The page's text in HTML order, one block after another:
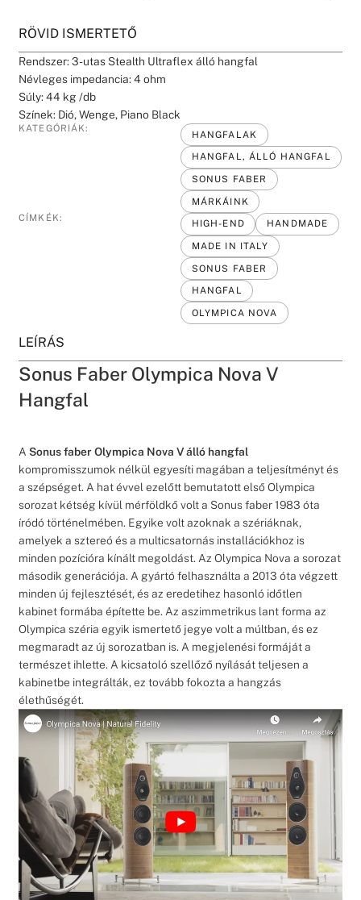
RÖVID ISMERTETŐ
Rendszer: 3-utas Stealth Ultraflex álló hangfal
Névleges impedancia: 4 ohm
Súly: 44 kg /db
Színek: Dió, Wenge, Piano Black
KATEGÓRIÁK:
HANGFALAK
HANGFAL, ÁLLÓ HANGFAL
SONUS FABER
MÁRKÁINK
CÍMKÉK:
HIGH-END
HANDMADE
MADE IN ITALY
SONUS FABER
HANGFAL
OLYMPICA NOVA
LEÍRÁS
Sonus Faber Olympica Nova V
Hangfal
A Sonus faber Olympica Nova Válló hangfal
kompromisszumok nélkül egyesíti magában a teljesítményt és
a szépséget. A hat évvel ezelőtt bemutatott első Olympica
sorozat kétség kívül mérföldkő volt a Sonus faber 1983 óta
íródó történelmében. Egyike volt azoknak a szériáknak,
amelyek a sztereó és a multicsatornás installációkhoz is
minden pozícióra kínált megoldást. Az Olympica Nova a sorozat
második generációja. A gyártó felhasználta a 2013 óta végzett
minden új fejlesztését, és az eredetihez hasonló időtlen
kabinet formába építette be. Az aszimmetrikus lant forma az
Olympica széria egyik ismertető jegye volt a múltban, és ez
megmaradt az új sorozatban is. A megjelenési formáját a
természet ihlette. A kicsatoló szellőző nyílását teljesen a
kabinetbe integrálták, ez tovább fokozta a hangzás
élethűségét.